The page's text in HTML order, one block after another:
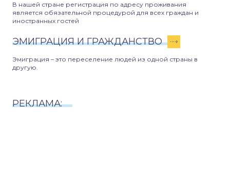
В нашей стране регистрация по адресу проживания
является обязательной процедурой для всех граждан и
иностранных гостей
ЭМИГРАЦИЯ И ГРАЖДАНСТВО
Эмиграция – это переселение людей из одной страны в
другую.
РЕКЛАМА: